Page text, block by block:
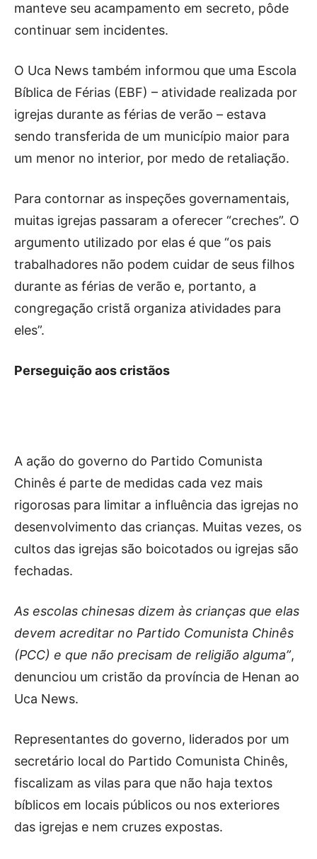
manteve seu acampamento em secreto, pôde
continuar sem incidentes.
O Uca News também informou que uma Escola
Bíblica de Férias (EBF) – atividade realizada por
igrejas durante as férias de verão – estava
sendo transferida de um município maior para
um menor no interior, por medo de retaliação.
Para contornar as inspeções governamentais,
muitas igrejas passaram a oferecer “creches”. O
argumento utilizado por elas é que “os pais
trabalhadores não podem cuidar de seus filhos
durante as férias de verão e, portanto, a
congregação cristã organiza atividades para
eles”.
Perseguição aos cristãos
A ação do governo do Partido Comunista
Chinês é parte de medidas cada vez mais
rigorosas para limitar a influência das igrejas no
desenvolvimento das crianças. Muitas vezes, os
cultos das igrejas são boicotados ou igrejas são
fechadas.
As escolas chinesas dizem às crianças que elas
devem acreditar no Partido Comunista Chinês
(PCC) e que não precisam de religião alguma”,
denunciou um cristão da província de Henan ao
Uca News.
Representantes do governo, liderados por um
secretário local do Partido Comunista Chinês,
fiscalizam as vilas para que não haja textos
bíblicos em locais públicos ou nos exteriores
das igrejas e nem cruzes expostas.